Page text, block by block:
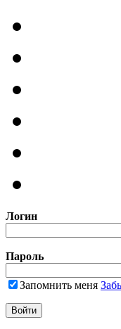
Логин
Пароль
Запомнить меня